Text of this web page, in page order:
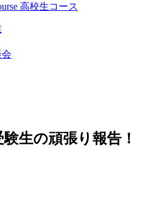
高校生コース
生の頑張り報告！